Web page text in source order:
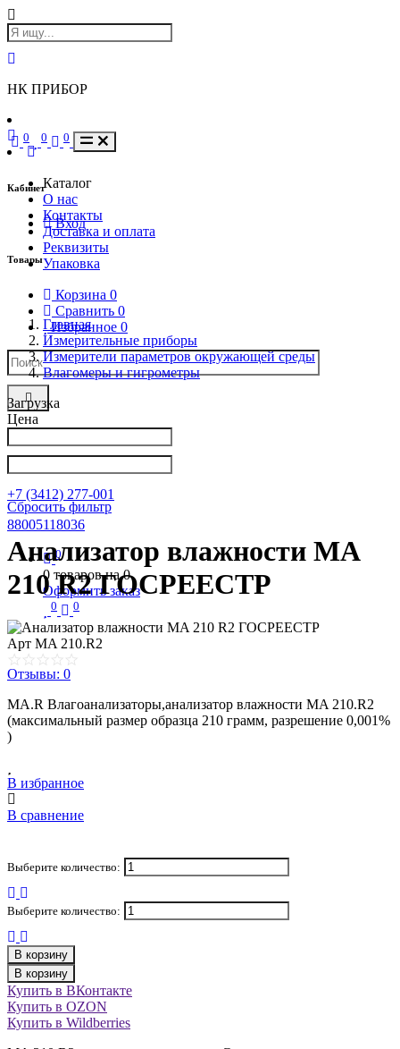
НК ПРИБОР
Кабинет
Вход
Товары
Корзина 0
Сравнить 0
Избранное 0
Написать в Телеграм
+7 (3412) 277-001
88005118036
0
0 товаров на0
Оформить заказ
0 0
0 0 0
Каталог
О нас
Контакты
Доставка и оплата
Реквизиты
Упаковка
Главная
Измерительные приборы
Измерители параметров окружающей среды
Влагомеры и гигрометры
Загрузка
Цена
Сбросить фильтр
Анализатор влажности MA
210 R2 ГОСРЕЕСТР
Арт MA 210.R2
Отзывы: 0
MA.R Влагоанализаторы,анализатор влажности MA 210.R2
(максимальный размер образца 210 грамм, разрешение 0,001%
)
В избранное
В сравнение
Выберите количество:
Выберите количество:
В корзину
В корзину
Купить в ВКонтакте
Купить в OZON
Купить в Wildberries